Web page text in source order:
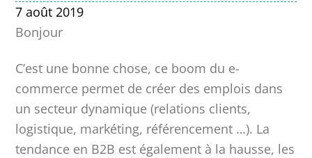
7 août 2019
Bonjour
C’est une bonne chose, ce boom du e-
commerce permet de créer des emplois dans
un secteur dynamique (relations clients,
logistique, markéting, référencement …). La
tendance en B2B est également à la hausse, les